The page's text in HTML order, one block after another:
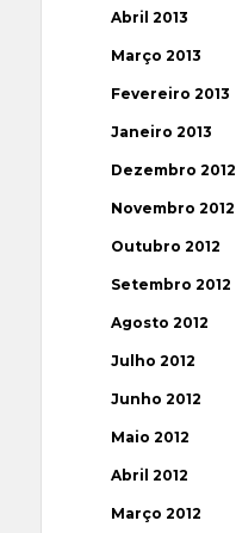
Abril 2013
Março 2013
Fevereiro 2013
Janeiro 2013
Dezembro 2012
Novembro 2012
Outubro 2012
Setembro 2012
Agosto 2012
Julho 2012
Junho 2012
Maio 2012
Abril 2012
Março 2012